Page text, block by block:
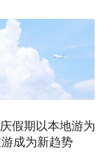
假期以本地游为
成为新趋势